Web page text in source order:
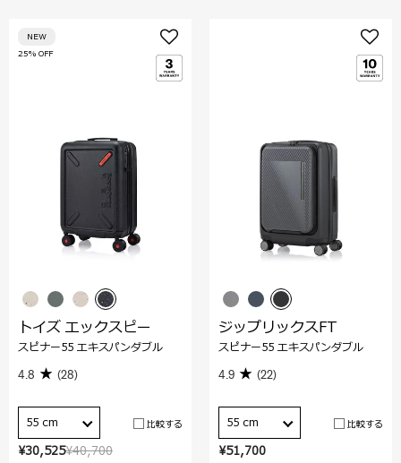
¥40,700
¥30,525
25% OFF
NEW
トイズ エックスピー
スピナー55 エキスパンダブル
4.8 (28)
55 cm 比較する
¥51,700
ジップリックスFT
スピナー55 エキスパンダブル
4.9 (22)
55 cm 比較する